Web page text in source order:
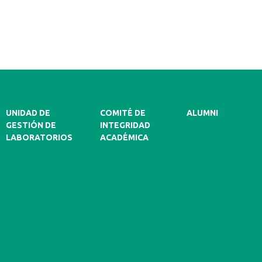
UNIDAD DE
GESTIÓN DE
LABORATORIOS
COMITÉ DE
INTEGRIDAD
ACADÉMICA
ALUMNI